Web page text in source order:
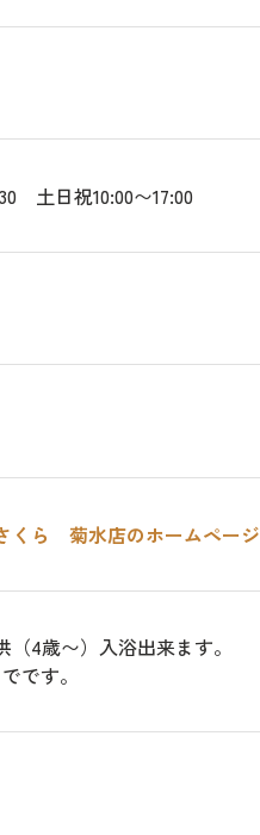
土日祝10:00〜17:00
くら 菊水店のホームページ
4歳〜）入浴出来ます。
です。